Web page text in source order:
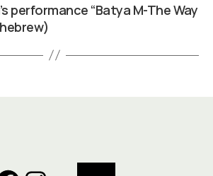
performance “Batya M-The Way